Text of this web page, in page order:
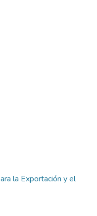
la Exportación y el